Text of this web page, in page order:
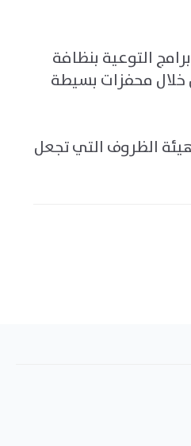
التوعية بنظافة
خلال محفزات بسيطة
الظروف التي تجعل